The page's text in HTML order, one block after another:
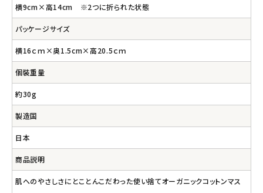
横9cm×高14cm ※2つに折られた状態
パッケージサイズ
横16ｃｍ×奥1.5cm×高20.5ｃｍ
個裝重量
約30g
製造国
日本
商品説明
肌へのやさしさにとことんこだわった使い捨てオーガニックコットンマス